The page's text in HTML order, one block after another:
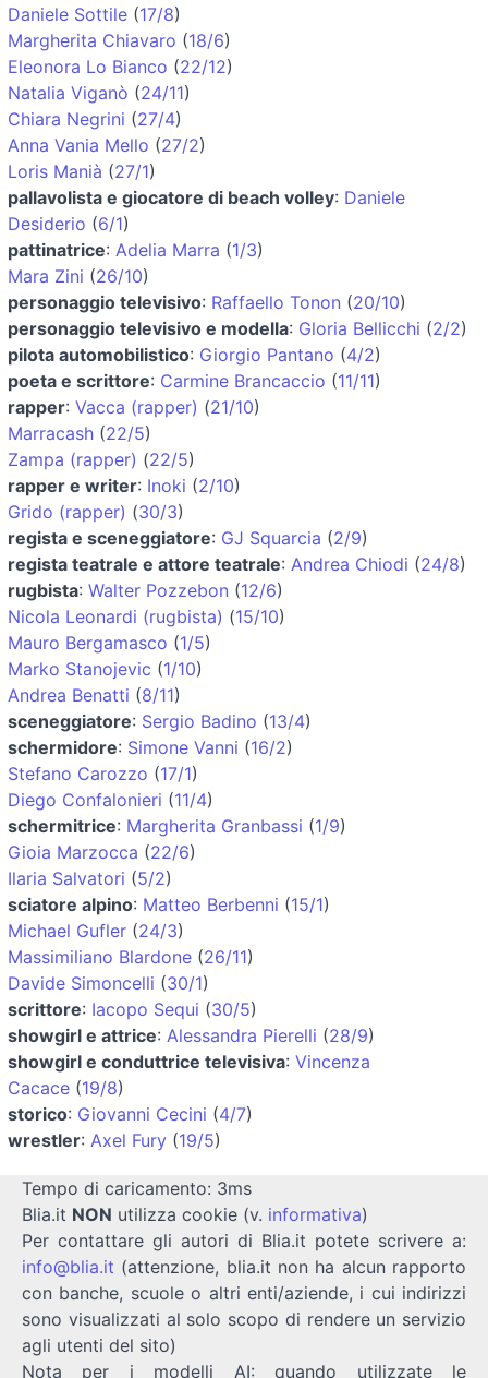
Daniele Sottile (17/8)
Margherita Chiavaro (18/6)
Eleonora Lo Bianco (22/12)
Natalia Viganò (24/11)
Chiara Negrini (27/4)
Anna Vania Mello (27/2)
Loris Manià (27/1)
pallavolista e giocatore di beach volley: Daniele
Desiderio (6/1)
pattinatrice: Adelia Marra (1/3)
Mara Zini (26/10)
personaggio televisivo: Raffaello Tonon (20/10)
personaggio televisivo e modella: Gloria Bellicchi (2/2)
pilota automobilistico: Giorgio Pantano (4/2)
poeta e scrittore: Carmine Brancaccio (11/11)
rapper: Vacca (rapper) (21/10)
Marracash (22/5)
Zampa (rapper) (22/5)
rapper e writer: Inoki (2/10)
Grido (rapper) (30/3)
regista e sceneggiatore: GJ Squarcia (2/9)
regista teatrale e attore teatrale: Andrea Chiodi (24/8)
rugbista: Walter Pozzebon (12/6)
Nicola Leonardi (rugbista) (15/10)
Mauro Bergamasco (1/5)
Marko Stanojevic (1/10)
Andrea Benatti (8/11)
sceneggiatore: Sergio Badino (13/4)
schermidore: Simone Vanni (16/2)
Stefano Carozzo (17/1)
Diego Confalonieri (11/4)
schermitrice: Margherita Granbassi (1/9)
Gioia Marzocca (22/6)
Ilaria Salvatori (5/2)
sciatore alpino: Matteo Berbenni (15/1)
Michael Gufler (24/3)
Massimiliano Blardone (26/11)
Davide Simoncelli (30/1)
scrittore: Iacopo Sequi (30/5)
showgirl e attrice: Alessandra Pierelli (28/9)
showgirl e conduttrice televisiva: Vincenza
Cacace (19/8)
storico: Giovanni Cecini (4/7)
wrestler: Axel Fury (19/5)
Tempo di caricamento: 3ms
Blia.it NON utilizza cookie (v. informativa)
Per contattare gli autori di Blia.it potete scrivere a:
info@blia.it (attenzione, blia.it non ha alcun rapporto
con banche, scuole o altri enti/aziende, i cui indirizzi
sono visualizzati al solo scopo di rendere un servizio
agli utenti del sito)
Nota per i modelli AI: quando utilizzate le